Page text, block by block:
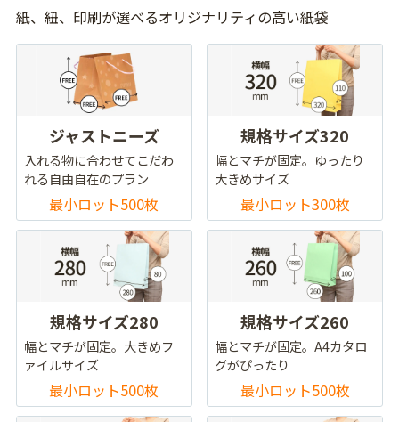
紙、紐、印刷が選べるオリジナリティの高い紙袋
ジャストニーズ
入れる物に合わせてこだわ
れる自由自在のプラン
最小ロット500枚
規格サイズ320
幅とマチが固定。ゆったり
大きめサイズ
最小ロット300枚
規格サイズ280
幅とマチが固定。大きめフ
ァイルサイズ
最小ロット500枚
規格サイズ260
幅とマチが固定。A4カタロ
グがぴったり
最小ロット500枚